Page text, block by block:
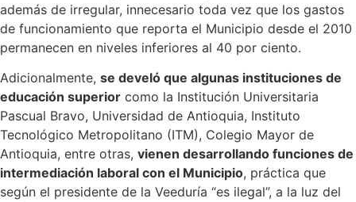
además de irregular, innecesario toda vez que los gastos
de funcionamiento que reporta el Municipio desde el 2010
permanecen en niveles inferiores al 40 por ciento.
Adicionalmente, se develó que algunas instituciones de
educación superior como la Institución Universitaria
Pascual Bravo, Universidad de Antioquia, Instituto
Tecnológico Metropolitano (ITM), Colegio Mayor de
Antioquia, entre otras, vienen desarrollando funciones de
intermediación laboral con el Municipio, práctica que
según el presidente de la Veeduría “es ilegal”, a la luz del